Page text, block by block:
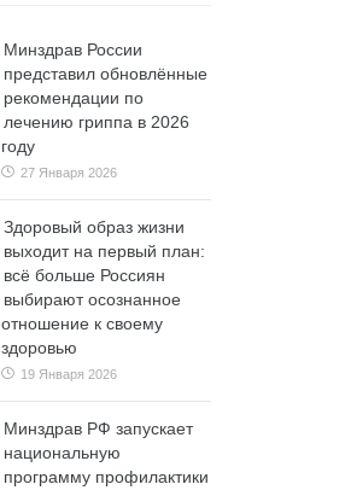
Минздрав России
представил обновлённые
рекомендации по
лечению гриппа в 2026
году
27 Января 2026
Здоровый образ жизни
выходит на первый план:
всё больше Россиян
выбирают осознанное
отношение к своему
здоровью
19 Января 2026
Минздрав РФ запускает
национальную
программу профилактики